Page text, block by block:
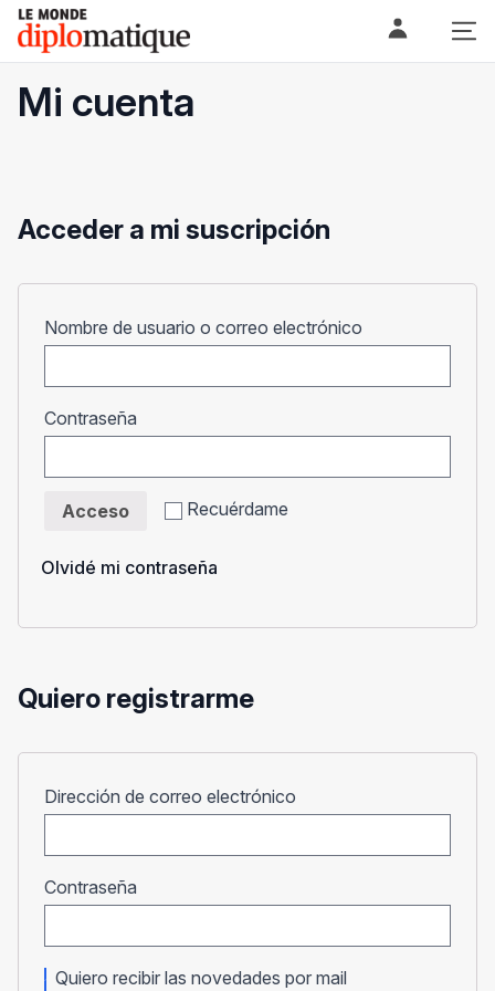
Skip
content
Le monde diplomatique
Mi cuenta
Acceder a mi suscripción
Nombre de usuario o correo electrónico
Contraseña
Recuérdame
Acceso
Olvidé mi contraseña
Quiero registrarme
Dirección de correo electrónico
Contraseña
Quiero recibir las novedades por mail